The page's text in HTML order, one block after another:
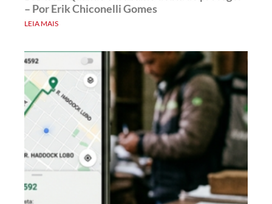
– Por Erik Chiconelli Gomes
LEIA MAIS